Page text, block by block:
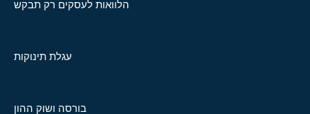
הלוואות לעסקים רק תבקש
עגלת תינוקות
בורסה ושוק ההון